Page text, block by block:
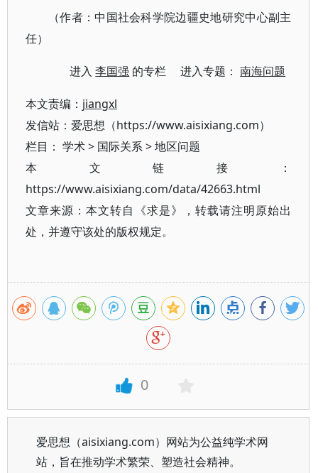
（作者：中国社会科学院边疆史地研究中心副主
任）
进入李国强 的专栏 进入专题：南海问题
本文责编： jiangxl
发信站：爱思想（https://www.aisixiang.com）
栏目： 学术> 国际关系>地区问题
本文链接：
https://www.aisixiang.com/data/42663.html
文章来源：本文转自《求是》，转载请注明原始出
处，并遵守该处的版权规定。
0
爱思想（aisixiang.com）网站为公益纯学术网
站，旨在推动学术繁荣、塑造社会精神。